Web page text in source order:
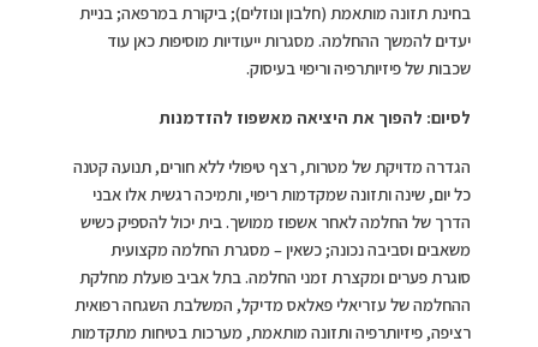
בחינת תזונה מותאמת (חלבון ונוזלים); ביקורת במרפאה; בניית
יעדים להמשך ההחלמה. מסגרות ייעודיות מוסיפות כאן עוד
שכבות של פיזיותרפיה וריפוי בעיסוק.
לסיום: להפוך את היציאה מאשפוז להזדמנות
הגדרה מדויקת של מטרות, רצף טיפולי ללא חורים, תנועה קטנה
כל יום, שינה ותזונה שמקדמות ריפוי, ותמיכה רגשית אלו אבני
הדרך של החלמה לאחר אשפוז ממושך. בית יכול להספיק כשיש
משאבים וסביבה נכונה; כשאין – מסגרת החלמה מקצועית
סוגרת פערים ומקצרת זמני החלמה. בתל אביב פועלת מחלקת
ההחלמה של עזריאלי פאלאס מדיקל, המשלבת השגחה רפואית
רציפה, פיזיותרפיה ותזונה מותאמת, מערכות בטיחות מתקדמות